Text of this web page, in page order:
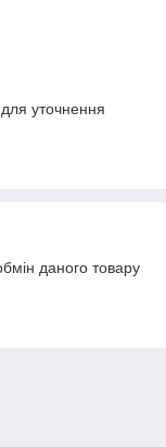
уточнення
даного товару